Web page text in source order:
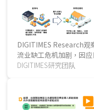
DIGITIMES Research观
流业缺工危机加剧，因
诸多大厂、新创公司进
DIGITIMES研究团队